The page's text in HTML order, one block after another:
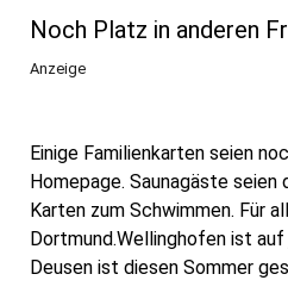
Noch Platz in anderen
Anzeige
Einige Familienkarten seien
Homepage. Saunagäste seien
Karten zum Schwimmen. Für
Dortmund.Wellinghofen ist
Deusen ist diesen Sommer